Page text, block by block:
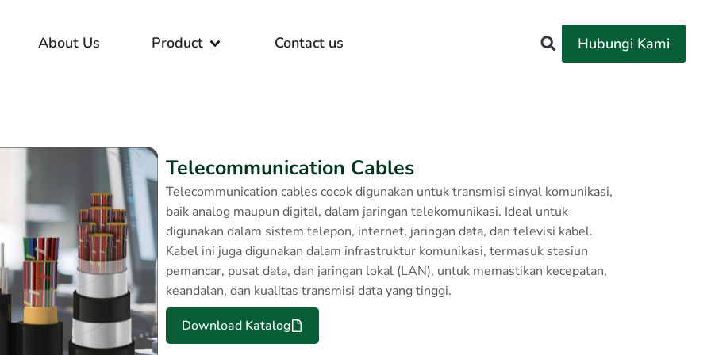
About Us Product Open ProductContact us Hubungi Kami
Telecommunication Cables
Telecommunication cables cocok digunakan untuk transmisi sinyal komunikasi,
baik analog maupun digital, dalam jaringan telekomunikasi. Ideal untuk
digunakan dalam sistem telepon, internet, jaringan data, dan televisi kabel.
Kabel ini juga digunakan dalam infrastruktur komunikasi, termasuk stasiun
pemancar, pusat data, dan jaringan lokal (LAN), untuk memastikan kecepatan,
keandalan, dan kualitas transmisi data yang tinggi.
Download Katalog